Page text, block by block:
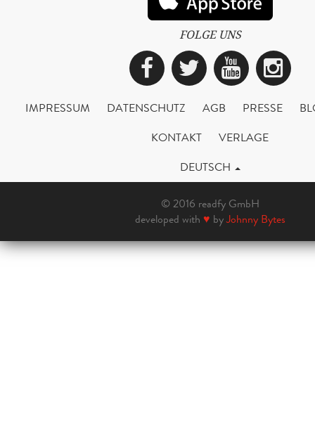
FOLGE UNS
Facebook
Twitter
IMPRESSUM DATENSCHUTZ AGB PRESSE
KONTAKT
VERLAGE
DEUTSCH
© 2016 readfy GmbH
developed with ♥ byJohnny Bytes